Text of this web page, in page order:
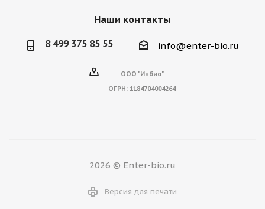
Наши контакты
8 499 375 85 55 info@enter-bio.ru
ООО "Инбио"
ОГРН: 1184704004264
2026 © Enter-bio.ru
Версия для печати